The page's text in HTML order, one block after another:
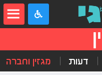
דעות מגזין וחברה